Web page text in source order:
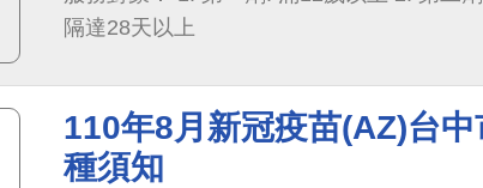
隔達28天以上
110年8月新冠疫苗(AZ)台
種須知